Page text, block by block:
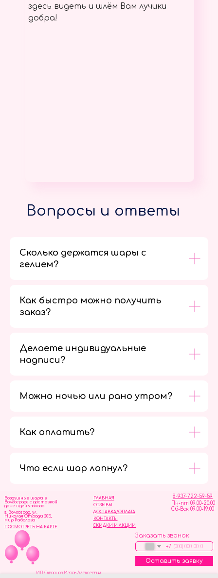
здесь видеть и шлём Вам лучики
добра!
Вопросы и ответы
Сколько держатся шары с
гелием?
Как быстро можно получить
заказ?
Делаете индивидуальные
надписи?
Можно ночью или рано утром?
Как оплатить?
Что если шар лопнул?
ОТЗЫВЫ
ГЛАВНАЯ
ДОСТАВКА/ОПЛАТА
СКИДКИ И АКЦИИ
КОНТАКТЫ
8-937-722-59-59
Пн-пт 09:00-20:00
Сб-Вск 09:00-19:00
Воздушные шары в
Волгограде с доставкой
даже в день заказа
Заказать звонок
+7
Оставить заявку
г. Волгоград, ул.
Николая Отрады 20Б,
мир Рыболова
ПОСМОТРЕТЬ НА КАРТЕ
ИП Скворцов Игорь Алексеевич